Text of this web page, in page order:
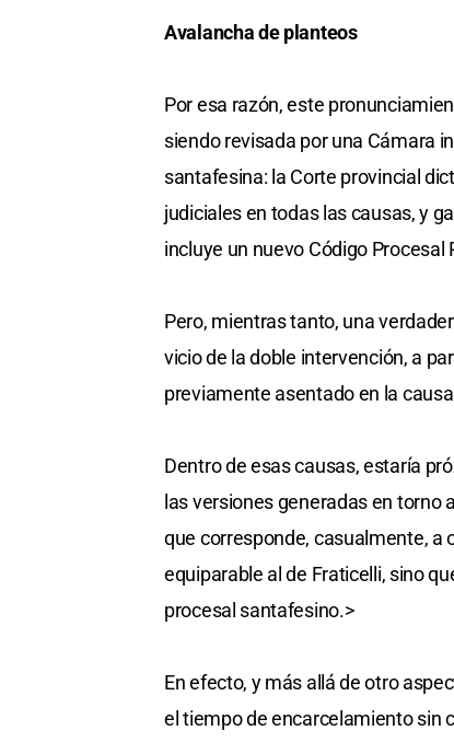
Avalancha de planteos
Por esa razón, este
siendo revisada por una Cámara
santafesina: la Corte provincial
judiciales en todas las causas, y
incluye un nuevo Código Procesal
Pero, mientras tanto, una
vicio de la doble intervención, a
previamente asentado en la
Dentro de esas causas, estaría
las versiones generadas en torno
que corresponde, casualmente, a
equiparable al de Fraticelli, sino
procesal santafesino.>
En efecto, y más allá de otro
el tiempo de encarcelamiento sin